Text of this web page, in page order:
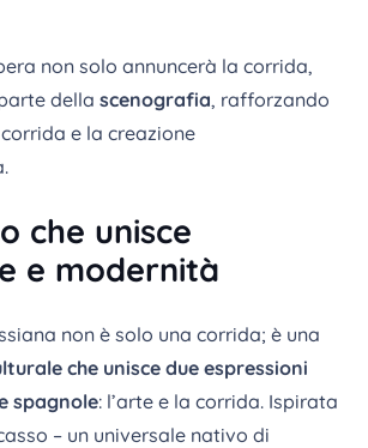
non solo annuncerà la corrida,
della scenografia, rafforzando
e la creazione
che unisce
e modernità
non è solo una corrida; è una
che unisce due espressioni
spagnole: l’arte e la corrida. Ispirata
– un universale nativo di